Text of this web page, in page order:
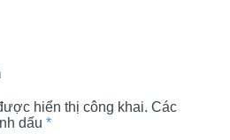
hiển thị công khai. Các
dấu *